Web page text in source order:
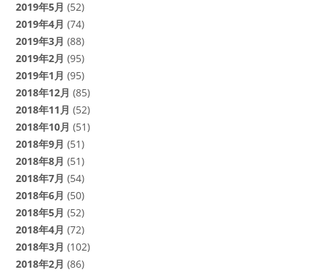
2019年5月 (52)
2019年4月 (74)
2019年3月 (88)
2019年2月 (95)
2019年1月 (95)
2018年12月 (85)
2018年11月 (52)
2018年10月 (51)
2018年9月 (51)
2018年8月 (51)
2018年7月 (54)
2018年6月 (50)
2018年5月 (52)
2018年4月 (72)
2018年3月 (102)
2018年2月 (86)